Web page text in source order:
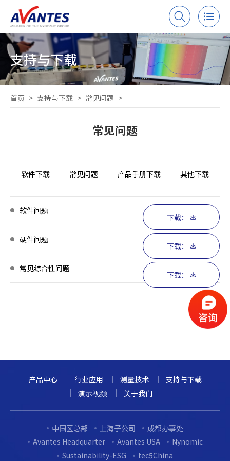
支持与下载
首页 > 支持与下载 > 常见问题 >
常见问题
软件下载 常见问题 产品手册下载 其他下载
下载：
软件问题
下载：
硬件问题
下载：
常见综合性问题
产品中心 行业应用 测量技术
支持与下载
演示视频
关于我们
中国区总部 上海子公司
成都办事处
Avantes Headquarter
Avantes USA
Nynomic
Sustainability-ESG
tec5China